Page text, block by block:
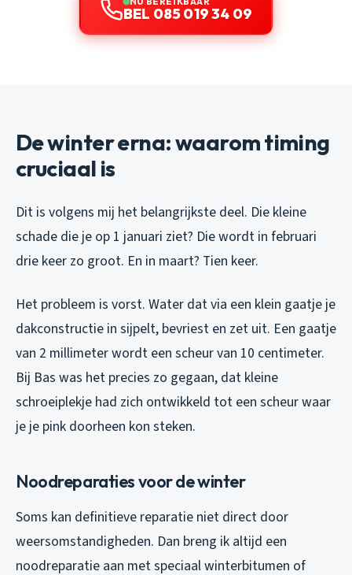
BEL 085 019 34 09
De winter erna: waarom timing
cruciaal is
Dit is volgens mij het belangrijkste deel. Die kleine
schade die je op 1 januari ziet? Die wordt in februari
drie keer zo groot. En in maart? Tien keer.
Het probleem is vorst. Water dat via een klein gaatje je
dakconstructie in sijpelt, bevriest en zet uit. Een gaatje
van 2 millimeter wordt een scheur van 10 centimeter.
Bij Bas was het precies zo gegaan, dat kleine
schroeiplekje had zich ontwikkeld tot een scheur waar
je je pink doorheen kon steken.
Noodreparaties voor de winter
Soms kan definitieve reparatie niet direct door
weersomstandigheden. Dan breng ik altijd een
noodreparatie aan met speciaal winterbitumen of